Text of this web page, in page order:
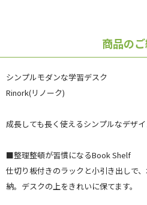
商品の
シンプルモダンな学習デスク
Rinork(リノーク)
成長しても長く使えるシンプルなデザ
■整理整頓が習慣になるBook Shelf
仕切り板付きのラックと小引き出しで
納。デスクの上をきれいに保てます。